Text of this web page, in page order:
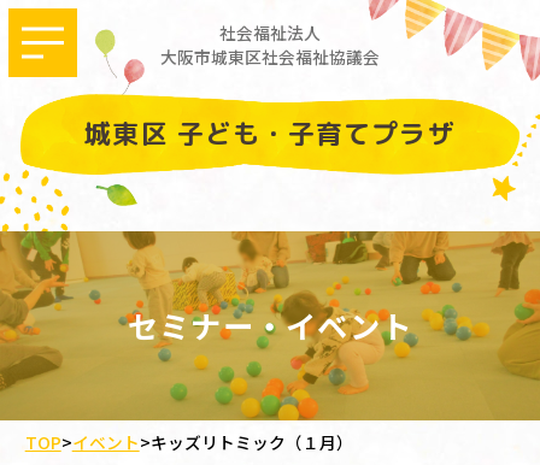
社会福祉法人
大阪市城東区社会福祉協議会
城東区 子ども・子育てプラザ
セミナー・イベント
TOP>イベント>キッズリトミック（１月）